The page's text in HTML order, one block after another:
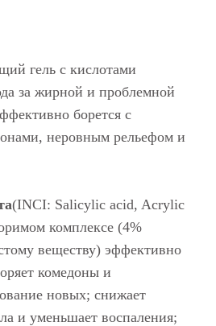
гель с кислотами
за жирной и проблемной
борется с
неровным рельефом и
(INCI: Salicylic acid, Acrylic
комплексе (4%
веществу) эффективно
комедоны и
новых; снижает
и уменьшает воспаления;